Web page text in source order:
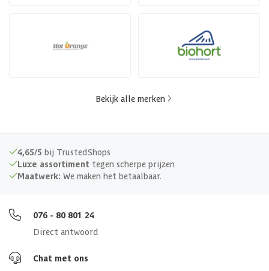
Bekijk alle merken
4,65/5 bij TrustedShops
Luxe assortiment tegen scherpe prijzen
Maatwerk: We maken het betaalbaar.
076 - 80 801 24
Direct antwoord
Chat met ons